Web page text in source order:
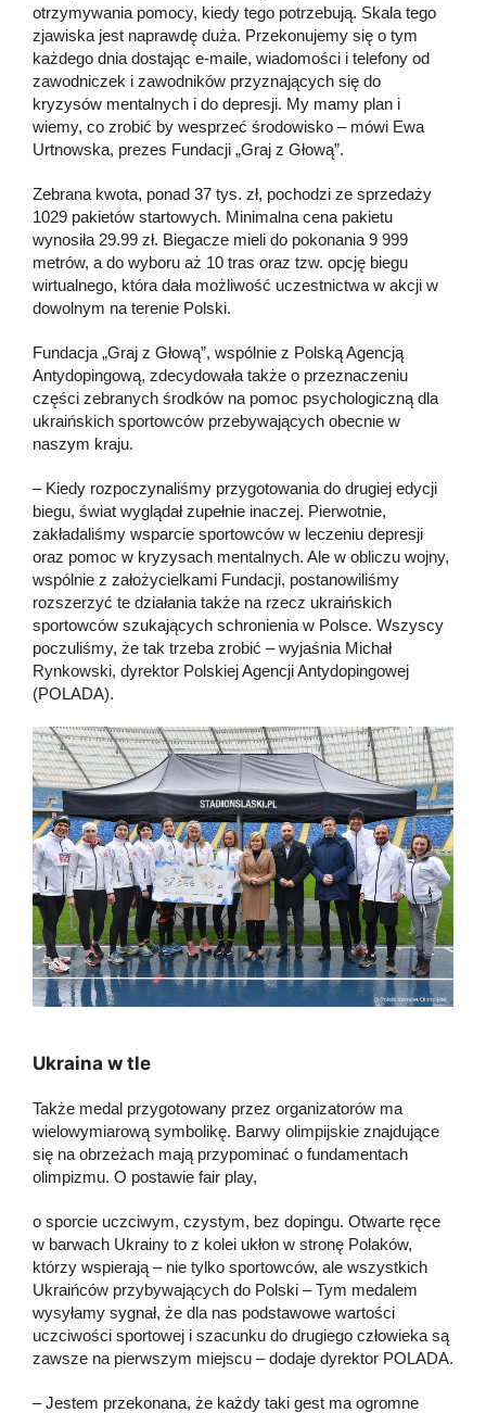
otrzymywania pomocy, kiedy tego potrzebują. Skala tego
zjawiska jest naprawdę duża. Przekonujemy się o tym
każdego dnia dostając e-maile, wiadomości i telefony od
zawodniczek i zawodników przyznających się do
kryzysów mentalnych i do depresji. My mamy plan i
wiemy, co zrobić by wesprzeć środowisko – mówi Ewa
Urtnowska, prezes Fundacji „Graj z Głową”.
Zebrana kwota, ponad 37 tys. zł, pochodzi ze sprzedaży
1029 pakietów startowych. Minimalna cena pakietu
wynosiła 29.99 zł. Biegacze mieli do pokonania 9 999
metrów, a do wyboru aż 10 tras oraz tzw. opcję biegu
wirtualnego, która dała możliwość uczestnictwa w akcji w
dowolnym na terenie Polski.
Fundacja „Graj z Głową”, wspólnie z Polską Agencją
Antydopingową, zdecydowała także o przeznaczeniu
części zebranych środków na pomoc psychologiczną dla
ukraińskich sportowców przebywających obecnie w
naszym kraju.
– Kiedy rozpoczynaliśmy przygotowania do drugiej edycji
biegu, świat wyglądał zupełnie inaczej. Pierwotnie,
zakładaliśmy wsparcie sportowców w leczeniu depresji
oraz pomoc w kryzysach mentalnych. Ale w obliczu wojny,
wspólnie z założycielkami Fundacji, postanowiliśmy
rozszerzyć te działania także na rzecz ukraińskich
sportowców szukających schronienia w Polsce. Wszyscy
poczuliśmy, że tak trzeba zrobić – wyjaśnia Michał
Rynkowski, dyrektor Polskiej Agencji Antydopingowej
(POLADA).
Ukraina w tle
Także medal przygotowany przez organizatorów ma
wielowymiarową symbolikę. Barwy olimpijskie znajdujące
się na obrzeżach mają przypominać o fundamentach
olimpizmu. O postawie fair play,
o sporcie uczciwym, czystym, bez dopingu. Otwarte ręce
w barwach Ukrainy to z kolei ukłon w stronę Polaków,
którzy wspierają – nie tylko sportowców, ale wszystkich
Ukraińców przybywających do Polski – Tym medalem
wysyłamy sygnał, że dla nas podstawowe wartości
uczciwości sportowej i szacunku do drugiego człowieka są
zawsze na pierwszym miejscu – dodaje dyrektor POLADA.
– Jestem przekonana, że każdy taki gest ma ogromne